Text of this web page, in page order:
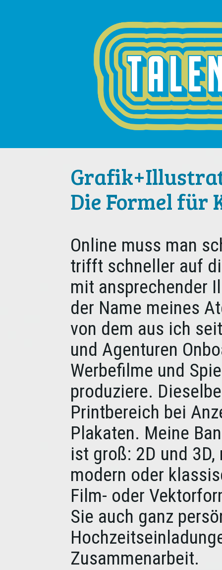
Die Formel für
Online muss man
trifft schneller auf
mit ansprechender
der Name meines
von dem aus ich
und Agenturen
Werbefilme und
produziere.
Printbereich bei
Plakaten. Meine
ist groß: 2D und
modern oder
Film- oder
Sie auch ganz
Zusammenarbeit.